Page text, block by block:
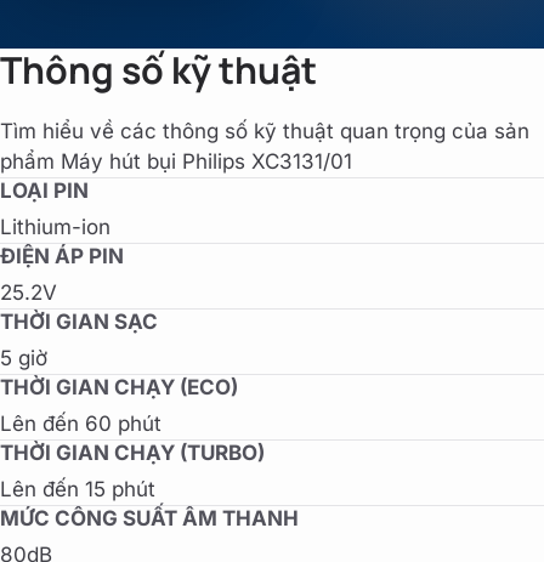
Thông số kỹ thuật
Tìm hiểu về các thông số kỹ thuật quan trọng của sản
phẩm Máy hút bụi Philips XC3131/01
LOẠI PIN
Lithium-ion
ĐIỆN ÁP PIN
25.2V
THỜI GIAN SẠC
5 giờ
THỜI GIAN CHẠY (ECO)
Lên đến 60 phút
THỜI GIAN CHẠY (TURBO)
Lên đến 15 phút
MỨC CÔNG SUẤT ÂM THANH
80dB